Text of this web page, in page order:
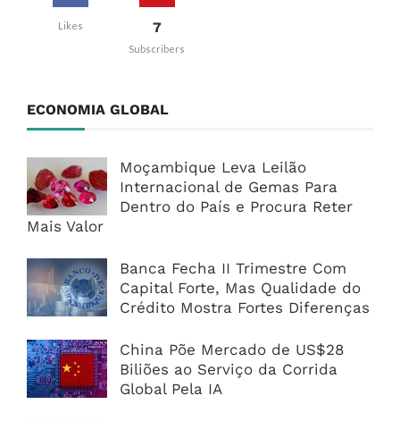
Likes 7
Subscribers
ECONOMIA GLOBAL
Moçambique Leva Leilão
Internacional de Gemas Para
Dentro do País e Procura Reter
Mais Valor
Banca Fecha II Trimestre Com
Capital Forte, Mas Qualidade do
Crédito Mostra Fortes Diferenças
China Põe Mercado de US$28
Biliões ao Serviço da Corrida
Global Pela IA